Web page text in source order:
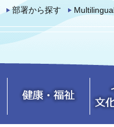
部署から探す Multilingual